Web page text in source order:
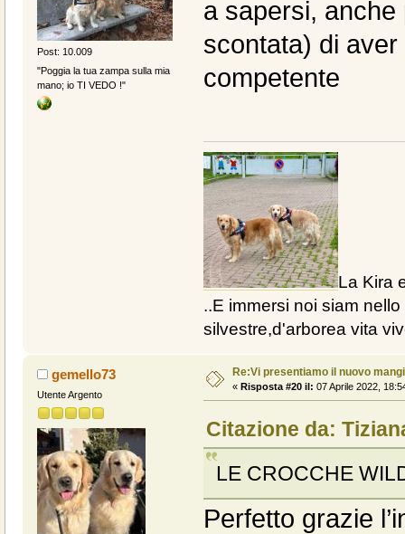
Post: 10.009
"Poggia la tua zampa sulla mia
mano; io TI VEDO !"
a sapersi,
scontata) di
competente
La Kira
..E immersi noi siam nello
silvestre,d'arborea vita
gemello73
Utente Argento
Re:Vi presentiamo il nuovo
« Risposta #20 il: 07 Aprile 2022,
Citazione da:
LE CROCCHE
Perfetto grazie